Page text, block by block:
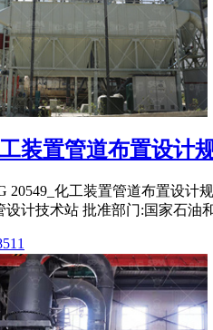
装置管道布置设计
20549_化工装置管道布置设计
设计技术站 批准部门:国家石油